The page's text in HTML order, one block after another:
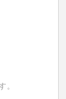
。